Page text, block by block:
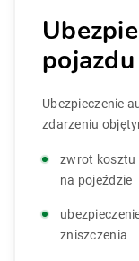
pojazdu
Ubezpieczenie
zdarzeniu
zwrot kosztu
na pojeździe
zniszczenia